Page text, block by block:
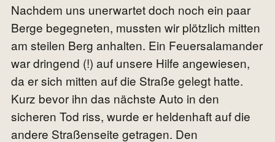
Nachdem uns unerwartet doch noch ein paar
Berge begegneten, mussten wir plötzlich mitten
am steilen Berg anhalten. Ein Feuersalamander
war dringend (!) auf unsere Hilfe angewiesen,
da er sich mitten auf die Straße gelegt hatte.
Kurz bevor ihn das nächste Auto in den
sicheren Tod riss, wurde er heldenhaft auf die
andere Straßenseite getragen. Den